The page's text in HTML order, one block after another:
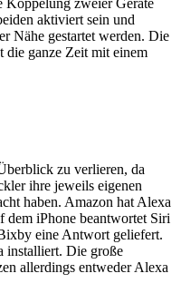
aktiviert sein und
Nähe gestartet werden. Die
die ganze Zeit mit einem
zu verlieren, da
ihre jeweils eigenen
haben. Amazon hat Alexa
dem iPhone beantwortet Siri
eine Antwort geliefert.
installiert. Die große
allerdings entweder Alexa